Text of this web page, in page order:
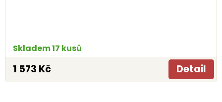
Skladem 17 kusů
1 573 Kč Detail